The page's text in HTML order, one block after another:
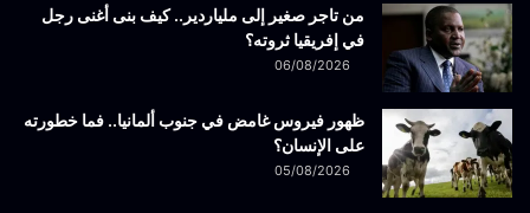
من تاجر صغير إلى ملياردير.. كيف بنى أغنى رجل
في إفريقيا ثروته؟
06/08/2026
ظهور فيروس غامض في جنوب ألمانيا.. فما خطورته
على الإنسان؟
05/08/2026